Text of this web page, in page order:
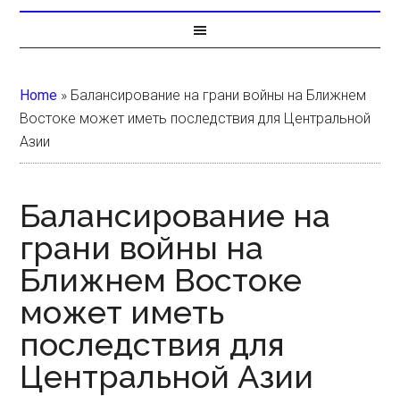
Home » Балансирование на грани войны на Ближнем
Востоке может иметь последствия для Центральной
Азии
Балансирование на
грани войны на
Ближнем Востоке
может иметь
последствия для
Центральной Азии